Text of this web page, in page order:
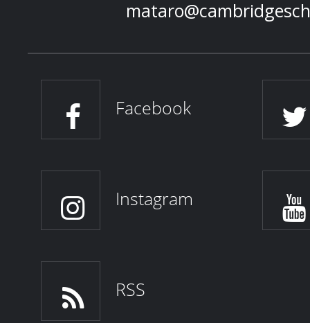
Facebook
Instagram
RSS